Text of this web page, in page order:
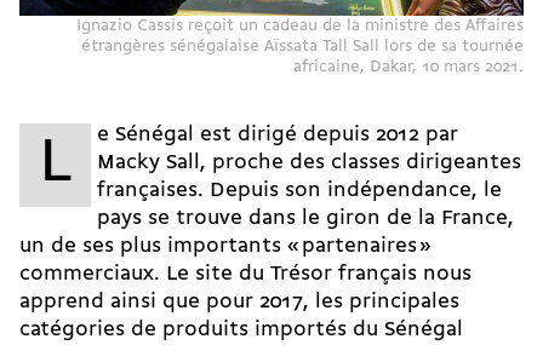
Ignazio Cassis reçoit un cadeau de la ministre des Affaires
étrangères sénégalaise Aïssata Tall Sall lors de sa tournée
africaine, Dakar, 10 mars 2021.
L
e Sénégal est dirigé depuis 2012 par
Macky Sall, proche des classes dirigeantes
françaises. Depuis son indépendance, le
pays se trouve dans le giron de la France,
un de ses plus importants « partenaires »
commerciaux. Le site du Trésor français nous
apprend ainsi que pour 2017, les principales
catégories de produits importés du Sénégal